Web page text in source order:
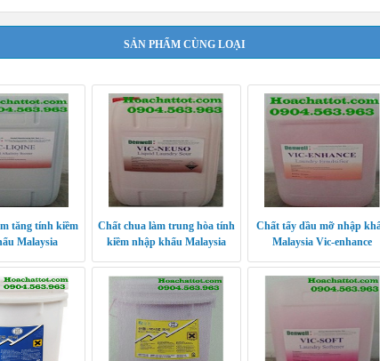
SẢN PHẨM CÙNG LOẠI
tăng tính kiềm
Malaysia
Chất chua làm trung hòa tính
kiềm nhập khẩu Malaysia
Chất tẩy dầu mỡ nhập
Malaysia Vic-enhance